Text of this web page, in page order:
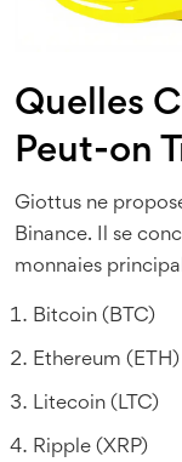
Quelles
Peut-on
Giottus ne
Binance. Il se
monnaies
Bitcoin (BTC)
Ethereum (ETH)
Litecoin (LTC)
Ripple (XRP)